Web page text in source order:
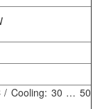
/ Cooling: 30 … 50